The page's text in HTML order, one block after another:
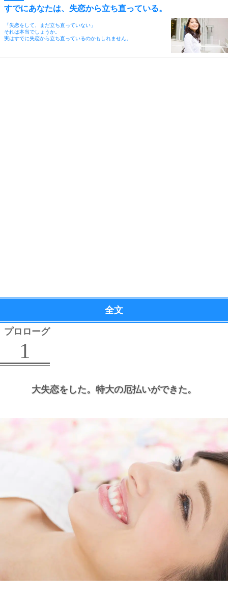
すでにあなたは、失恋から立ち直っている。
「失恋をして、まだ立ち直っていない」
それは本当でしょうか。
実はすでに失恋から立ち直っているのかもしれません。
全文
プロローグ
1
大失恋をした。 特大の厄払いができた。